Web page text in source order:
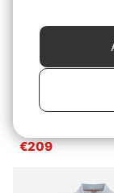
Costa Spearo
€209